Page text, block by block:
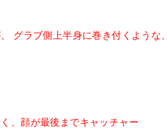
グラブ側上半身に巻き付くような、
、顔が最後までキャッチャー